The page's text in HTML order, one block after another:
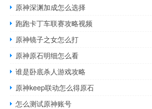
原神深渊加成怎么选择
跑跑卡丁车联赛攻略视频
原神镜子之女怎么打
原神原石明细怎么看
谁是卧底杀人游戏攻略
原神keep联动怎么得原石
怎么测试原神账号